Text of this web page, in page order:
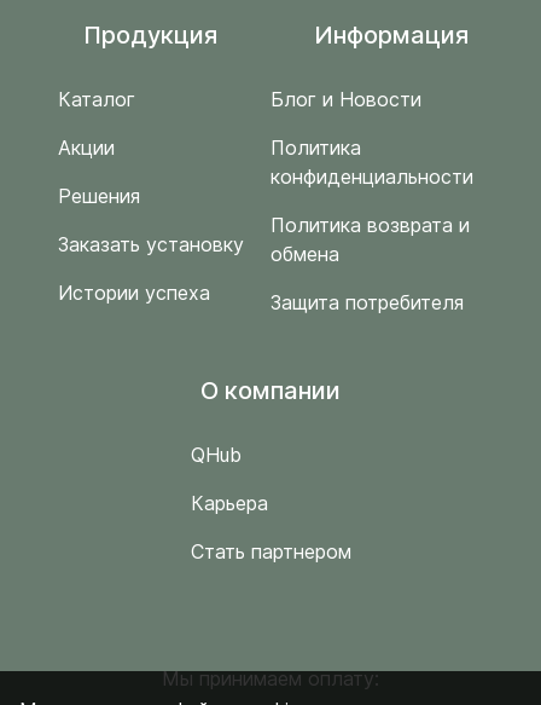
Продукция
Каталог
Акции
Решения
Заказать установку
Истории успеха
Информация
Блог и Новости
Политика
конфиденциальности
Политика возврата и
обмена
Защита потребителя
O компании
QHub
Карьера
Стать партнером
Мы принимаем оплату: